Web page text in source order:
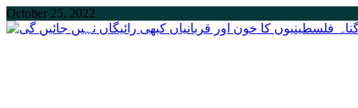
October 25, 2022